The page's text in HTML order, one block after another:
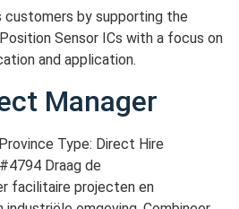
by supporting the
Sensor ICs with a focus on
and application.
Manager
Type: Direct Hire
Draag de
facilitaire projecten en